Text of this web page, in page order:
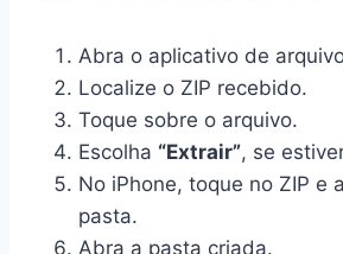
Abra o aplicativo de
Localize o ZIP recebido.
Toque sobre o arquivo.
Escolha “Extrair”, se
No iPhone, toque no ZIP e
pasta.
Abra a pasta criada.